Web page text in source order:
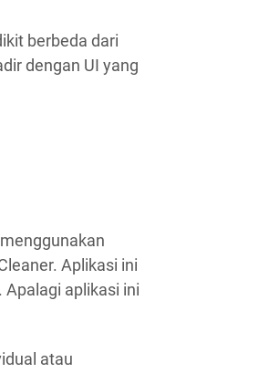
berbeda dari
dengan UI yang
Aplikasi ini
aplikasi ini
atau